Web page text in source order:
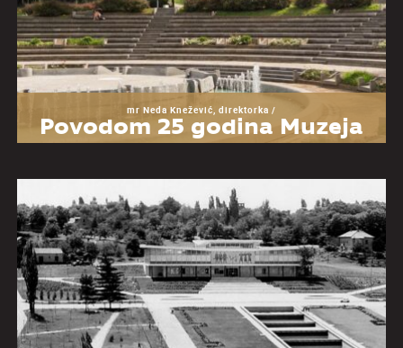
mr Neda Knežević, direktorka /
Povodom 25 godina Muzeja